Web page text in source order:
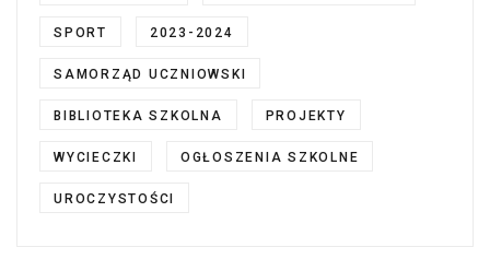
SPORT 2023-2024
SAMORZĄD UCZNIOWSKI
BIBLIOTEKA SZKOLNA PROJEKTY
WYCIECZKI OGŁOSZENIA SZKOLNE
UROCZYSTOŚCI